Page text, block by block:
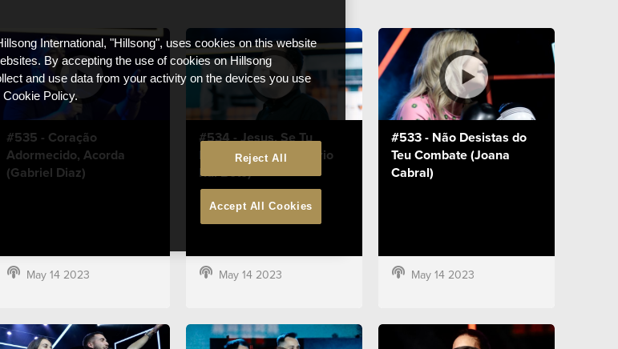
#535 - Coração
Adormecido, Acorda
(Gabriel Diaz)
May 14 2023
#534 - Jesus, Se Tu
Dizes, Eu Confio (Mário
Rui Boto)
May 14 2023
#533 - Não Desistas do
Teu Combate (Joana
Cabral)
May 14 2023
International, "Hillsong", uses cookies on this website
By accepting the use of cookies on Hillsong
and use data from your activity on the devices you use
Policy.
Reject All
Accept All Cookies